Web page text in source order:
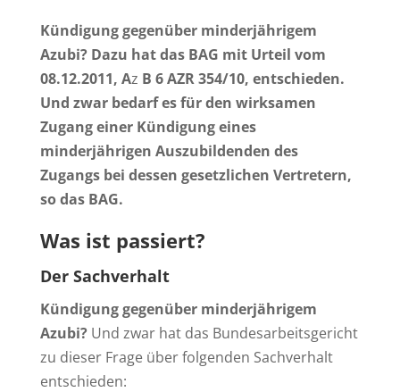
Kündigung gegenüber minderjährigem
Azubi? Dazu hat das BAG mit Urteil vom
08.12.2011, Az B 6 AZR 354/10, entschieden.
Und zwar bedarf es für den wirksamen
Zugang einer Kündigung eines
minderjährigen Auszubildenden des
Zugangs bei dessen gesetzlichen Vertretern,
so das BAG.
Was ist passiert?
Der Sachverhalt
Kündigung gegenüber minderjährigem
Azubi?Und zwar hat das Bundesarbeitsgericht
zu dieser Frage über folgenden Sachverhalt
entschieden: